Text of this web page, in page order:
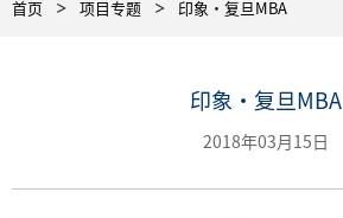
首页 项目专题 印象·复旦MBA
印象·复旦MBA
2018年03月15日